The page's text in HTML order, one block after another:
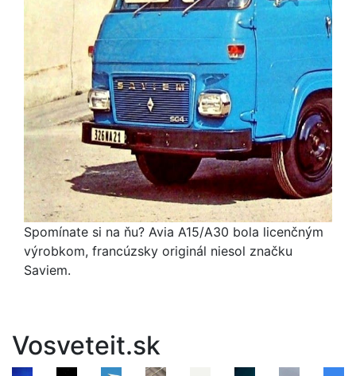
Spomínate si na ňu? Avia A15/A30 bola licenčným
výrobkom, francúzsky originál niesol značku
Saviem.
Vosveteit.sk